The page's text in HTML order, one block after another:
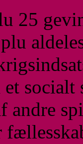
25
socialt
andre